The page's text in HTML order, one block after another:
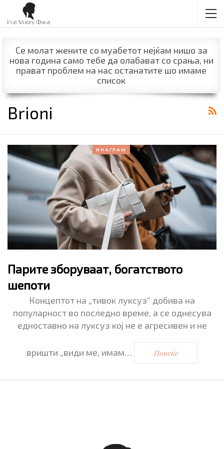
Се молат жените со муабетот нејќам нишо за
нова година само тебе да олабават со срања, ни
прават проблем на нас останатите шо имаме
список
Brioni
ИНАГРАМ
Парите зборуваат, богатството
шепоти
Концептот на „тивок луксуз“ добива на
популарност во последно време, а се однесува
едноставно на луксуз кој не е агресивен и не
вришти „види ме, имам… Повеќе